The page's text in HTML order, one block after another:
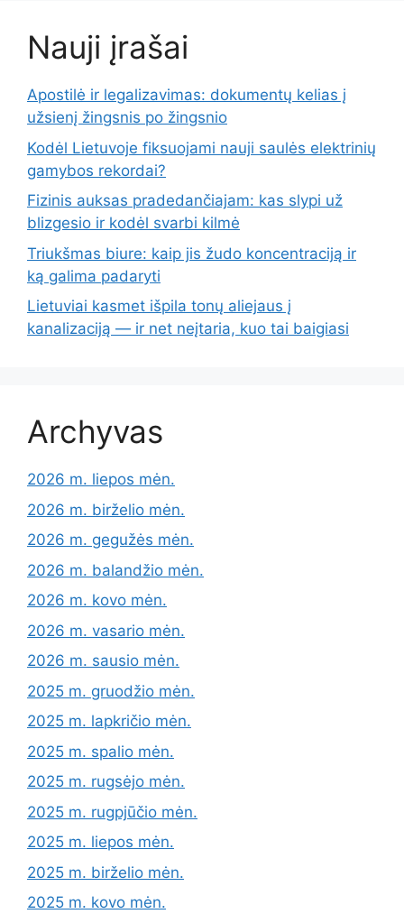
Nauji įrašai
Apostilė ir legalizavimas: dokumentų kelias į
užsienį žingsnis po žingsnio
Kodėl Lietuvoje fiksuojami nauji saulės elektrinių
gamybos rekordai?
Fizinis auksas pradedančiajam: kas slypi už
blizgesio ir kodėl svarbi kilmė
Triukšmas biure: kaip jis žudo koncentraciją ir
ką galima padaryti
Lietuviai kasmet išpila tonų aliejaus į
kanalizaciją — ir net neįtaria, kuo tai baigiasi
Archyvas
2026 m. liepos mėn.
2026 m. birželio mėn.
2026 m. gegužės mėn.
2026 m. balandžio mėn.
2026 m. kovo mėn.
2026 m. vasario mėn.
2026 m. sausio mėn.
2025 m. gruodžio mėn.
2025 m. lapkričio mėn.
2025 m. spalio mėn.
2025 m. rugsėjo mėn.
2025 m. rugpjūčio mėn.
2025 m. liepos mėn.
2025 m. birželio mėn.
2025 m. kovo mėn.